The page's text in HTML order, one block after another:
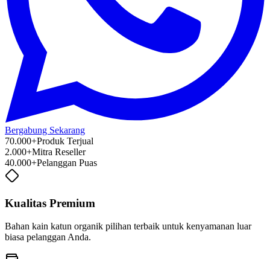
Bergabung Sekarang
70.000+Produk Terjual
2.000+Mitra Reseller
40.000+Pelanggan Puas
Kualitas Premium
Bahan kain katun organik pilihan terbaik untuk kenyamanan luar
biasa pelanggan Anda.